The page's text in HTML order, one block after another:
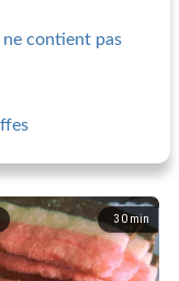
ne contient pas
30 min